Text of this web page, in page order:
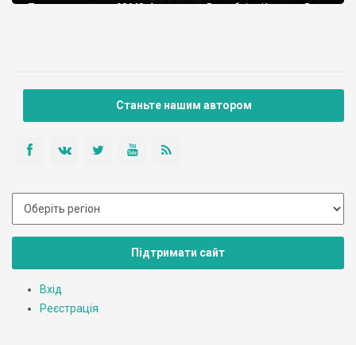
Поштова адреса: 98648, Автономна Республіка Крим, м. Ялта,
Станьте нашим автором
Підтримати сайт
Вхід
Реєстрація